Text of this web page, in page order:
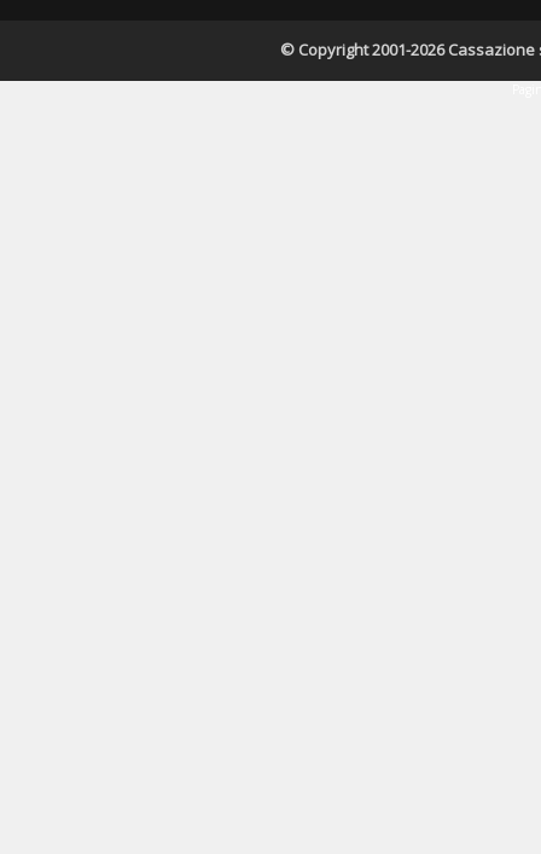
© Copyright 2001-2026 Cassazione